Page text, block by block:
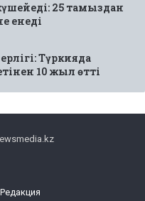
25 тамыздан
енеді
Түркияда
10 жыл өтті
Редакция